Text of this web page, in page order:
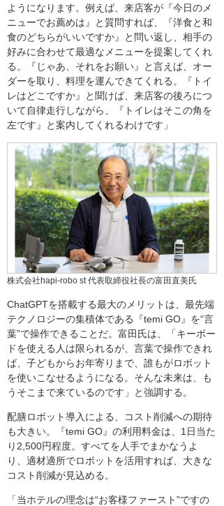
ようになります。例えば、来店客が『今日のメ
ニューでお薦めは』と質問すれば、『洋食と和
食のどちらがいいですか』と問い返し、相手の
好みに合わせて最適なメニューを提案してくれ
る。『じゃあ、それをお願い』と言えば、オー
ダーを取り、料理を運んできてくれる。『トイ
レはどこですか』と聞けば、来店客の後ろにつ
いて自律走行しながら、『トイレはそこの角を
左です』と案内してくれるわけです」
株式会社hapi-robo st 代表取締役社長の富田直美氏
ChatGPTを搭載する最大のメリットは、最先端
テクノロジーの集積体である『temi GO』を“言
葉”で操作できることだ。富田氏は、「キーボー
ドを使える人は限られるが、言葉で操作できれ
ば、子どもからお年寄りまで、誰もがロボット
を使いこなせるようになる。そんな未来は、も
うそこまで来ているのです」と強調する。
配膳ロボット導入による、コスト削減への期待
も大きい。『temi GO』の利用料金は、1日当た
り2,500円程度。すべてを人手でまかなうよ
り、適材適所でロボットを活用すれば、大きな
コスト削減が見込める。
「当ホテルの理念は“お客様ファースト”ですの